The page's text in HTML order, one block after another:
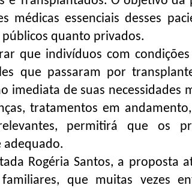
médicas essenciais desses
quanto privados.
que indivíduos com
que passaram por
imediata de suas necessidades
tratamentos em
permitirá que os
adequado.
Rogéria Santos, a proposta
que muitas vezes